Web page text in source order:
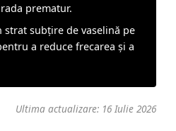
prematur.
strat subțire de vaselină pe
a reduce frecarea și a
Ultima actualizare: 16 Iulie 2026